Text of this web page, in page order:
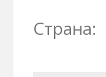
Страна: